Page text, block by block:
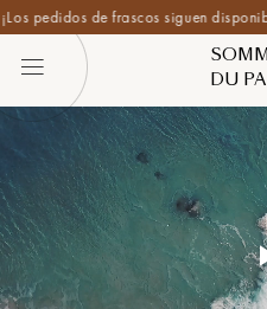
pedidos de frascos siguen
DU